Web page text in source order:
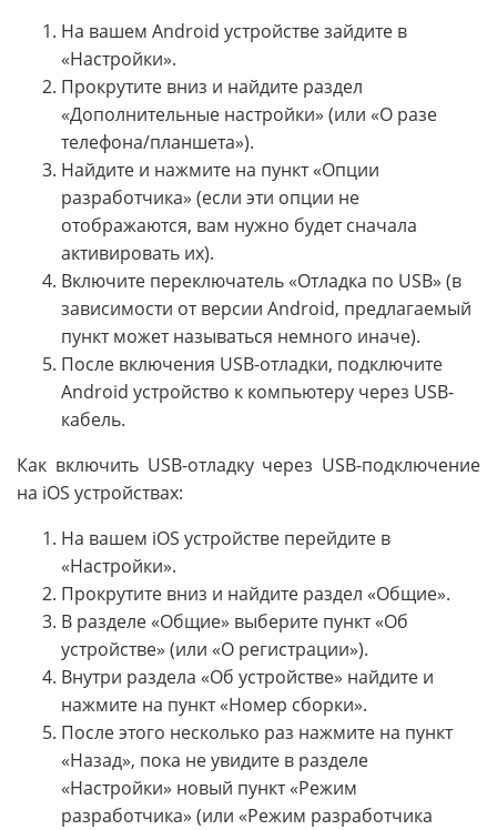
На вашем Android устройстве зайдите в
«Настройки».
Прокрутите вниз и найдите раздел
«Дополнительные настройки» (или «О разе
телефона/планшета»).
Найдите и нажмите на пункт «Опции
разработчика» (если эти опции не
отображаются, вам нужно будет сначала
активировать их).
Включите переключатель «Отладка по USB» (в
зависимости от версии Android, предлагаемый
пункт может называться немного иначе).
После включения USB-отладки, подключите
Android устройство к компьютеру через USB-
кабель.
Как включить USB-отладку через USB-подключение
на iOS устройствах:
На вашем iOS устройстве перейдите в
«Настройки».
Прокрутите вниз и найдите раздел «Общие».
В разделе «Общие» выберите пункт «Об
устройстве» (или «О регистрации»).
Внутри раздела «Об устройстве» найдите и
нажмите на пункт «Номер сборки».
После этого несколько раз нажмите на пункт
«Назад», пока не увидите в разделе
«Настройки» новый пункт «Режим
разработчика» (или «Режим разработчика